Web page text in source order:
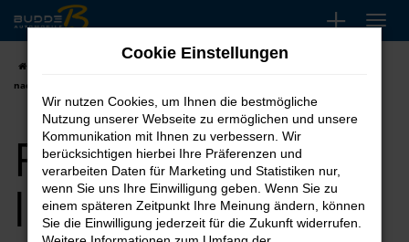
Zum
Hauptinhalt
springen
Renault kaufen, leasen finanzieren | Lieferservice
nach Soest
Renault kaufen,
leasen
Cookie Einstellungen
Wir nutzen Cookies, um Ihnen die bestmögliche
Nutzung unserer Webseite zu ermöglichen und unsere
Kommunikation mit Ihnen zu verbessern. Wir
berücksichtigen hierbei Ihre Präferenzen und
verarbeiten Daten für Marketing und Statistiken nur,
wenn Sie uns Ihre Einwilligung geben. Wenn Sie zu
einem späteren Zeitpunkt Ihre Meinung ändern, können
Sie die Einwilligung jederzeit für die Zukunft widerrufen.